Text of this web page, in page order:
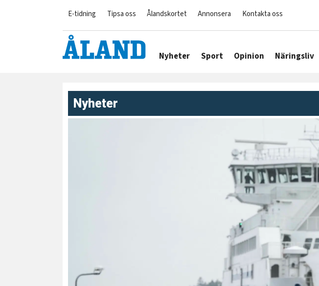
E-tidning Tipsa oss Ålandskortet Annonsera Kontakta oss
Nyheter Sport Opinion Näringsliv
Nyheter